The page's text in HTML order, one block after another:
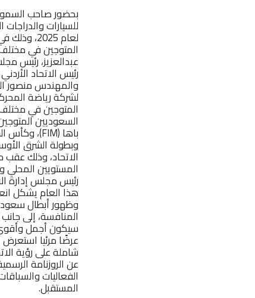
بحضور صاحب السمو
للسيارات
لعام
المتوجين في
عبدالعزيز، رئيس
رئيس الاتحاد
والمهندس منصور
لشركة رياضة
الاتحاد، وذلك
المستويين المحلي
رئيس مجلس إدارة
هذا العام يشكل
وظهور أبطال
المنافسة، إلى
سيكون أجمل
شاملة على رؤية
الفعاليات
المستقبل.